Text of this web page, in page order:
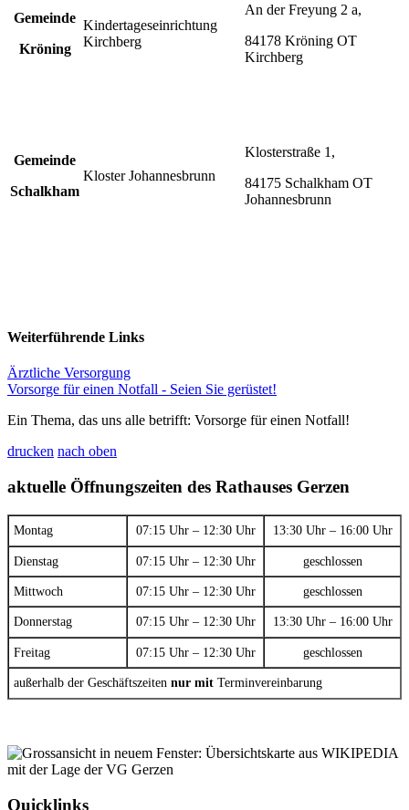
Gemeinde
Kröning
Kindertageseinrichtung
Kirchberg
An der Freyung 2 a,
84178 Kröning OT
Kirchberg
Gemeinde
Schalkham
Kloster Johannesbrunn
Klosterstraße 1,
84175 Schalkham OT
Johannesbrunn
Weiterführende Links
Ärztliche Versorgung
Vorsorge für einen Notfall - Seien Sie gerüstet!
Ein Thema, das uns alle betrifft: Vorsorge für einen Notfall!
drucken nach oben
aktuelle Öffnungszeiten des Rathauses Gerzen
Montag 07:15 Uhr – 12:30 Uhr 13:30 Uhr – 16:00 Uhr
Dienstag 07:15 Uhr – 12:30 Uhr geschlossen
Mittwoch 07:15 Uhr – 12:30 Uhr geschlossen
Donnerstag 07:15 Uhr – 12:30 Uhr 13:30 Uhr – 16:00 Uhr
Freitag 07:15 Uhr – 12:30 Uhr geschlossen
außerhalb der Geschäftszeiten nur mit Terminvereinbarung
Quicklinks